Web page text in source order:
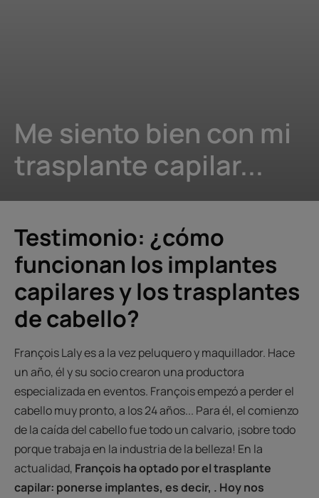
Me siento bien con mi
trasplante capilar...
Testimonio: ¿cómo
funcionan los implantes
capilares y los trasplantes
de cabello?
François Laly es a la vez peluquero y maquillador. Hace
un año, él y su socio crearon una productora
especializada en eventos. François empezó a perder el
cabello muy pronto, a los 24 años... Para él, el comienzo
de la caída del cabello fue todo un calvario, ¡sobre todo
porque trabaja en la industria de la belleza! En la
actualidad, François ha optado por el trasplante
capilar: ponerse implantes, es decir, . Hoy nos